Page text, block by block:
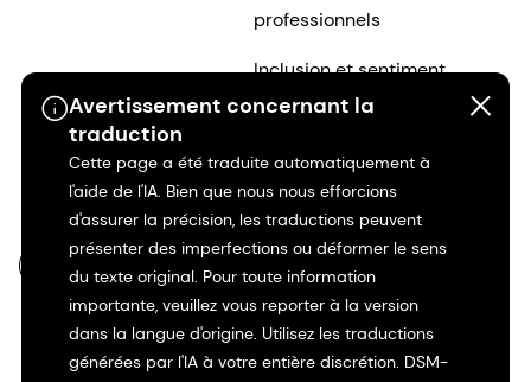
Avertissement concernant la
traduction
Cette page a été traduite automatiquement à
l'aide de l'IA. Bien que nous nous efforcions
d'assurer la précision, les traductions peuvent
présenter des imperfections ou déformer le sens
du texte original. Pour toute information
importante, veuillez vous reporter à la version
dans la langue d'origine. Utilisez les traductions
générées par l'IA à votre entière discrétion. DSM-
professionnels
Inclusion et sentiment
d'appartenance
Débuts professionnels
FR-FR